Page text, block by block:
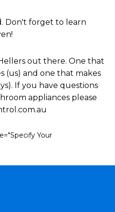
Don't forget to learn
out there. One that
(us) and one that makes
If you have questions
appliances please
Your